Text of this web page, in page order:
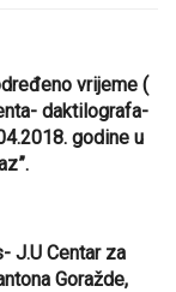
vrijeme (
daktilografa-
godine u
J.U Centar za
Goražde,